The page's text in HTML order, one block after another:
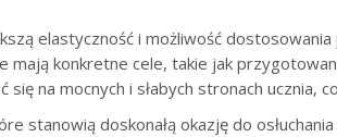
elastyczność i możliwość
mają konkretne cele, takie jak
na mocnych i słabych stronach ucznia,
stanowią doskonałą okazję do